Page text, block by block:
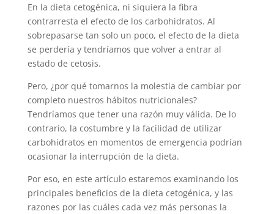
En la dieta cetogénica, ni siquiera la fibra
contrarresta el efecto de los carbohidratos. Al
sobrepasarse tan solo un poco, el efecto de la dieta
se perdería y tendríamos que volver a entrar al
estado de cetosis.
Pero, ¿por qué tomarnos la molestia de cambiar por
completo nuestros hábitos nutricionales?
Tendríamos que tener una razón muy válida. De lo
contrario, la costumbre y la facilidad de utilizar
carbohidratos en momentos de emergencia podrían
ocasionar la interrupción de la dieta.
Por eso, en este artículo estaremos examinando los
principales beneficios de la dieta cetogénica, y las
razones por las cuáles cada vez más personas la